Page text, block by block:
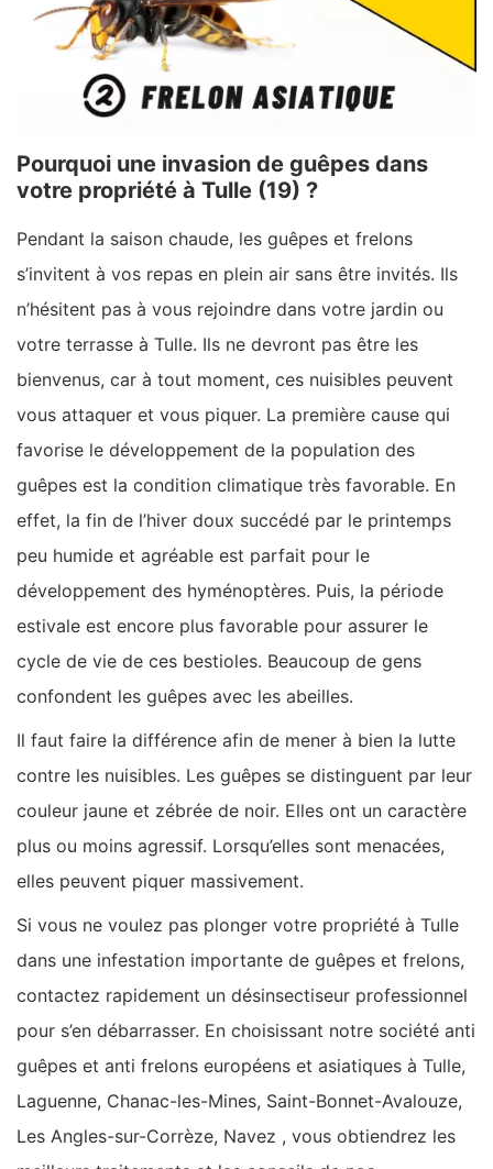
Pourquoi une invasion de guêpes dans
votre propriété à Tulle (19) ?
Pendant la saison chaude, les guêpes et frelons
s’invitent à vos repas en plein air sans être invités. Ils
n’hésitent pas à vous rejoindre dans votre jardin ou
votre terrasse à Tulle. Ils ne devront pas être les
bienvenus, car à tout moment, ces nuisibles peuvent
vous attaquer et vous piquer. La première cause qui
favorise le développement de la population des
guêpes est la condition climatique très favorable. En
effet, la fin de l’hiver doux succédé par le printemps
peu humide et agréable est parfait pour le
développement des hyménoptères. Puis, la période
estivale est encore plus favorable pour assurer le
cycle de vie de ces bestioles. Beaucoup de gens
confondent les guêpes avec les abeilles.
Il faut faire la différence afin de mener à bien la lutte
contre les nuisibles. Les guêpes se distinguent par leur
couleur jaune et zébrée de noir. Elles ont un caractère
plus ou moins agressif. Lorsqu’elles sont menacées,
elles peuvent piquer massivement.
Si vous ne voulez pas plonger votre propriété à Tulle
dans une infestation importante de guêpes et frelons,
contactez rapidement un désinsectiseur professionnel
pour s’en débarrasser. En choisissant notre société anti
guêpes et anti frelons européens et asiatiques à Tulle,
Laguenne, Chanac-les-Mines, Saint-Bonnet-Avalouze,
Les Angles-sur-Corrèze, Navez , vous obtiendrez les